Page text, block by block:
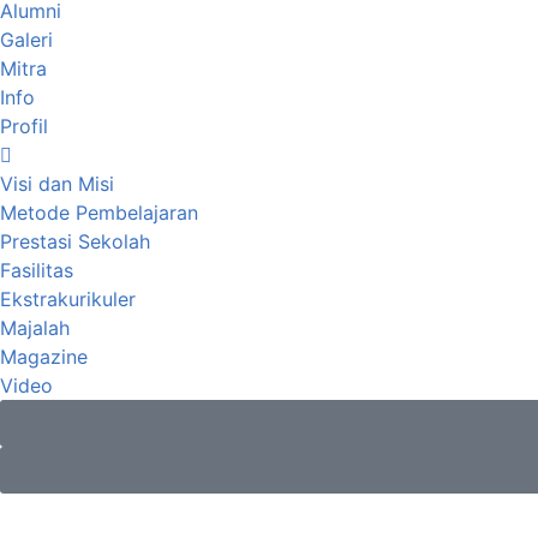
Alumni
Galeri
Mitra
Info
Profil
Visi dan Misi
Metode Pembelajaran
Prestasi Sekolah
Fasilitas
Ekstrakurikuler
Majalah
Magazine
Video